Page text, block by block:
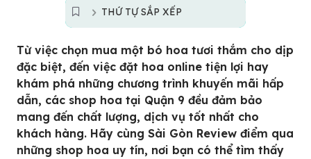
THỨ TỰ SẮP XẾP
Từ việc chọn mua một bó hoa tươi thắm cho dịp
đặc biệt, đến việc đặt hoa online tiện lợi hay
khám phá những chương trình khuyến mãi hấp
dẫn, các shop hoa tại Quận 9 đều đảm bảo
mang đến chất lượng, dịch vụ tốt nhất cho
khách hàng. Hãy cùng Sài Gòn Review điểm qua
những shop hoa uy tín, nơi bạn có thể tìm thấy